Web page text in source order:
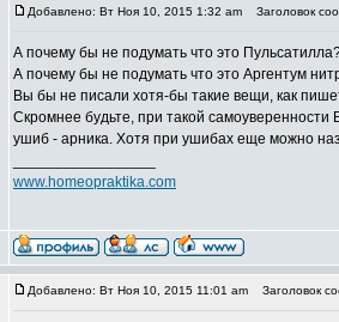
Добавлено: Вт Ноя 10, 2015 1:32 am Заголовок
А почему бы не подумать что это
А почему бы не подумать что это Аргентум
Вы бы не писали хотя-бы такие вещи, как
Скромнее будьте, при такой
ушиб - арника. Хотя при ушибах еще можно
www.homeopraktika.com
Добавлено: Вт Ноя 10, 2015 11:01 am Заголовок